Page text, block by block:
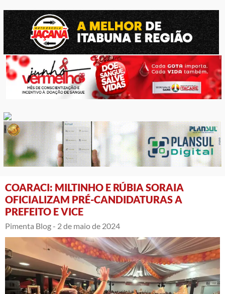
COARACI: MILTINHO E RÚBIA SORAIA
OFICIALIZAM PRÉ-CANDIDATURAS A
PREFEITO E VICE
Pimenta Blog - 2 de maio de 2024